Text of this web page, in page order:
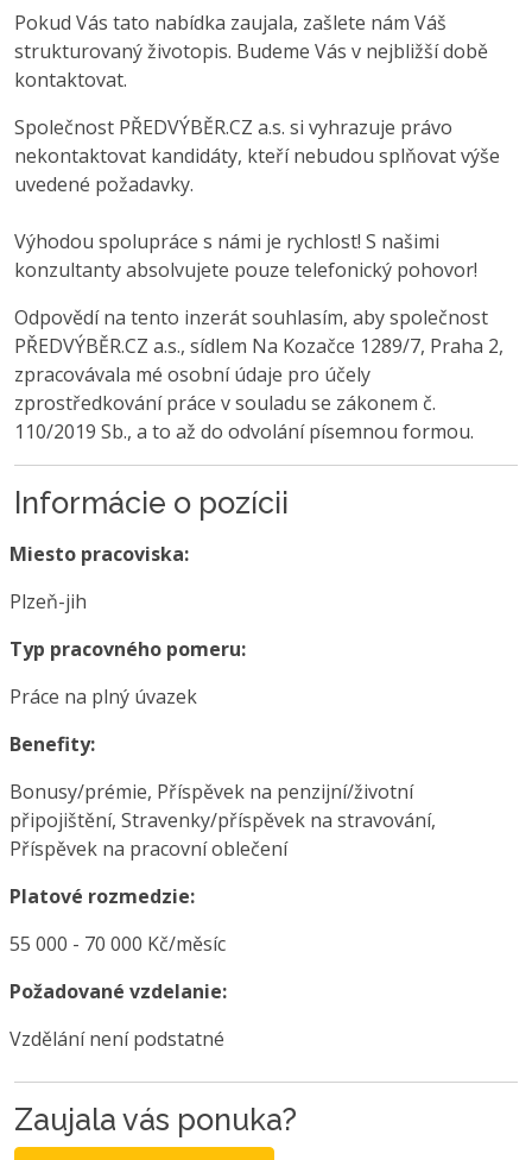
Pokud Vás tato nabídka zaujala, zašlete nám Váš
strukturovaný životopis. Budeme Vás v nejbližší době
kontaktovat.
Společnost PŘEDVÝBĚR.CZ a.s. si vyhrazuje právo
nekontaktovat kandidáty, kteří nebudou splňovat výše
uvedené požadavky.
Výhodou spolupráce s námi je rychlost! S našimi
konzultanty absolvujete pouze telefonický pohovor!
Odpovědí na tento inzerát souhlasím, aby společnost
PŘEDVÝBĚR.CZ a.s., sídlem Na Kozačce 1289/7, Praha 2,
zpracovávala mé osobní údaje pro účely
zprostředkování práce v souladu se zákonem č.
110/2019 Sb., a to až do odvolání písemnou formou.
Informácie o pozícii
Miesto pracoviska:
Plzeň-jih
Typ pracovného pomeru:
Práce na plný úvazek
Benefity:
Bonusy/prémie, Příspěvek na penzijní/životní
připojištění, Stravenky/příspěvek na stravování,
Příspěvek na pracovní oblečení
Platové rozmedzie:
55 000 - 70 000 Kč/měsíc
Požadované vzdelanie:
Vzdělání není podstatné
Zaujala vás ponuka?